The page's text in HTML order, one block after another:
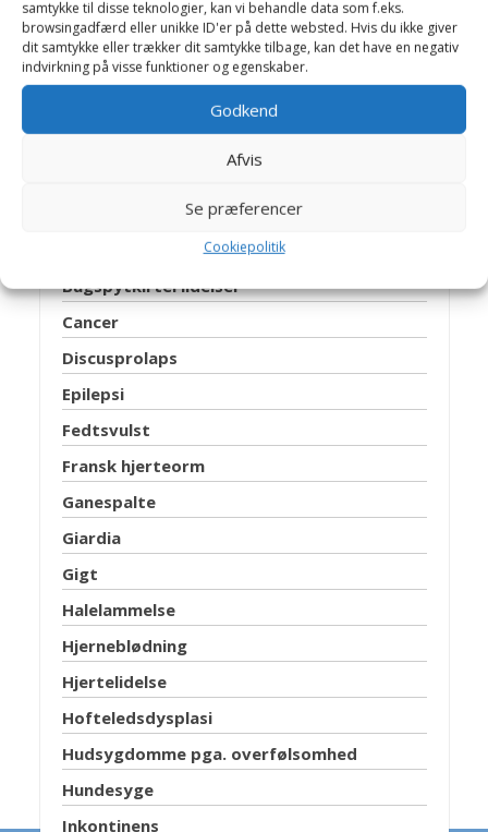
samtykke til disse teknologier, kan vi behandle data som f.eks.
browsingadfærd eller unikke ID'er på dette websted. Hvis du ikke giver
dit samtykke eller trækker dit samtykke tilbage, kan det have en negativ
indvirkning på visse funktioner og egenskaber.
Godkend
Afvis
Se præferencer
Cookiepolitik
Allergi
Analsækbetændelse
Autoimmun hæmolytisk anæmi
Benhindebetændelse
Blærehalskirtlen
Bugspytkirtel lidelser
Cancer
Discusprolaps
Epilepsi
Fedtsvulst
Fransk hjerteorm
Ganespalte
Giardia
Gigt
Halelammelse
Hjerneblødning
Hjertelidelse
Hofteledsdysplasi
Hudsygdomme pga. overfølsomhed
Hundesyge
Inkontinens